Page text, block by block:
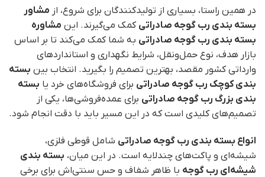
در همین راستا، بسیاری از تولیدکنندگان برای شروع، از مشاور
بسته‌ بندی رب گوجه صادراتی کمک می‌گیرند. این مشاوره
بسته‌ بندی رب گوجه صادراتی به شما کمک می‌کند تا بر اساس
بازار هدف، نوع حمل‌ونقل، شرایط نگهداری و استانداردهای
وارداتی کشور مقصد، بهترین تصمیم را بگیرید. انتخاب بین بسته‌
بندی کوچک رب گوجه صادراتی برای فروشگاه‌های خرد یا بسته‌
بندی بزرگ رب گوجه صادراتی برای عمده‌فروشی‌ها، یکی از
تصمیم‌های کلیدی است که در این مسیر باید با دقت انجام شود.
انواع بسته‌ بندی رب گوجه صادراتی شامل قوطی فلزی،
شیشه‌ای و پاکت‌های چندلایه است. در این میان، بسته‌ بندی
شیشه‌ای رب گوجه با ظاهر شفاف و حس سنتی‌اش برای برخی